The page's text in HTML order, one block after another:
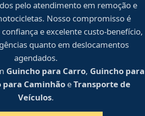
pelo atendimento em remoção e
Nosso compromisso é
e excelente custo-benefício,
quanto em deslocamentos
agendados.
Guincho para Carro, Guincho para
para CaminhãoeTransporte de
Veículos.